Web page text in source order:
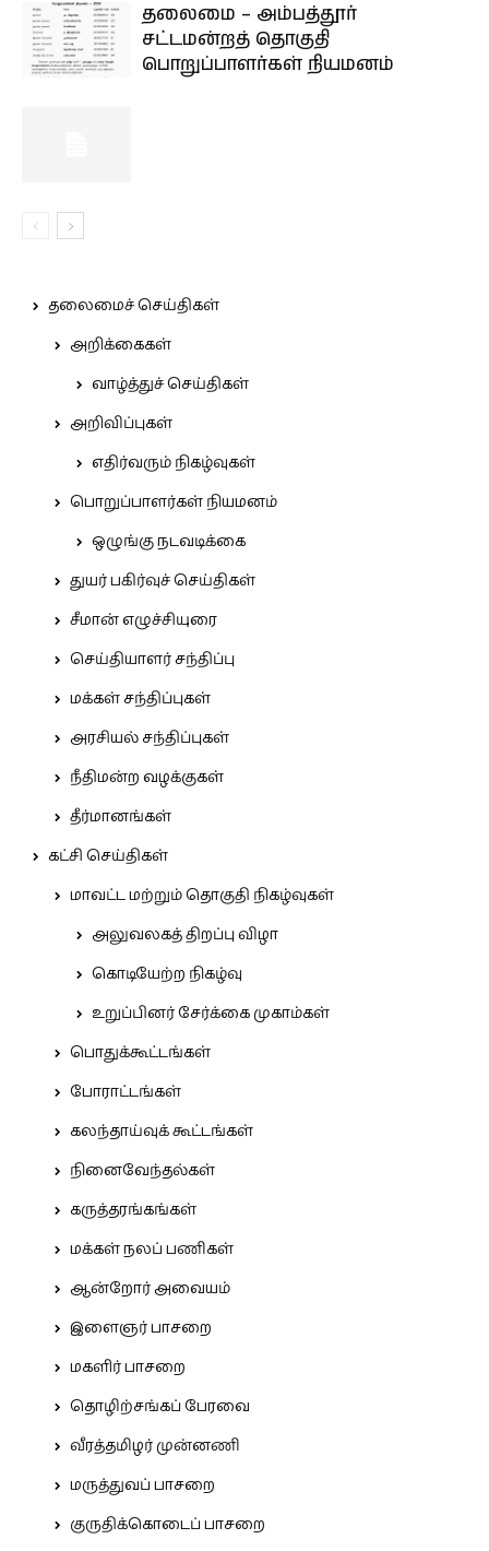
தலைமை – அம்பத்தூர்
சட்டமன்றத் தொகுதி
பொறுப்பாளர்கள் நியமனம்
தலைமைச் செய்திகள்
அறிக்கைகள்
வாழ்த்துச் செய்திகள்
அறிவிப்புகள்
எதிர்வரும் நிகழ்வுகள்
பொறுப்பாளர்கள் நியமனம்
ஒழுங்கு நடவடிக்கை
துயர் பகிர்வுச் செய்திகள்
சீமான் எழுச்சியுரை
செய்தியாளர் சந்திப்பு
மக்கள் சந்திப்புகள்
அரசியல் சந்திப்புகள்
நீதிமன்ற வழக்குகள்
தீர்மானங்கள்
கட்சி செய்திகள்
மாவட்ட மற்றும் தொகுதி நிகழ்வுகள்
அலுவலகத் திறப்பு விழா
கொடியேற்ற நிகழ்வு
உறுப்பினர் சேர்க்கை முகாம்கள்
பொதுக்கூட்டங்கள்
போராட்டங்கள்
கலந்தாய்வுக் கூட்டங்கள்
நினைவேந்தல்கள்
கருத்தரங்கங்கள்
மக்கள் நலப் பணிகள்
ஆன்றோர் அவையம்
இளைஞர் பாசறை
மகளிர் பாசறை
தொழிற்சங்கப் பேரவை
வீரத்தமிழர் முன்னணி
மருத்துவப் பாசறை
குருதிக்கொடைப் பாசறை